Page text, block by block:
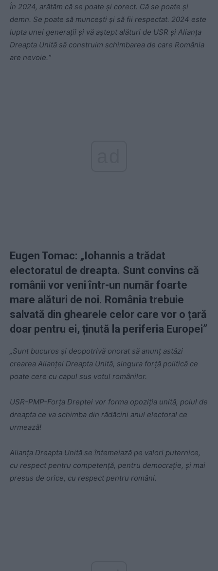
În 2024, arătăm că se poate și corect. Că se poate și
demn. Se poate să muncești și să fii respectat. 2024 este
lupta unei generații și vă aștept alături de USR și Alianța
Dreapta Unită să construim schimbarea de care România
are nevoie.“
Eugen Tomac: „Iohannis a trădat
electoratul de dreapta. Sunt convins că
românii vor veni într-un număr foarte
mare alături de noi. România trebuie
salvată din ghearele celor care vor o țară
doar pentru ei, ținută la periferia Europei”
„Sunt bucuros și deopotrivă onorat să anunț astăzi
crearea Alianței Dreapta Unită, singura forţă politică ce
poate cere cu capul sus votul românilor.
USR-PMP-Forța Dreptei vor forma opoziția unită, polul de
dreapta ce va schimba din rădăcini anul electoral ce
urmează!
Alianța Dreapta Unită se întemeiază pe valori puternice,
cu respect pentru competență, pentru democrație, și mai
presus de orice, cu respect pentru români.